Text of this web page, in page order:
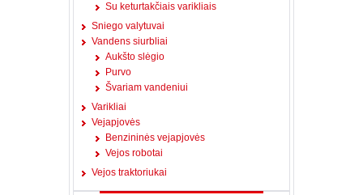
Su keturtakčiais varikliais
Sniego valytuvai
Vandens siurbliai
Aukšto slėgio
Purvo
Švariam vandeniui
Varikliai
Vejapjovės
Benzininės vejapjovės
Vejos robotai
Vejos traktoriukai